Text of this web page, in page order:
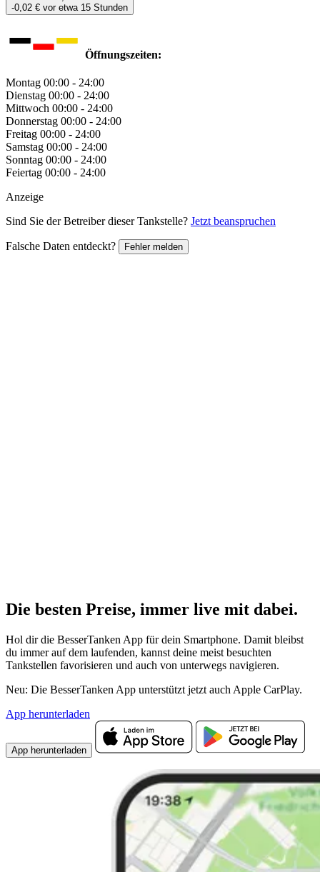
-0,02 € vor etwa 15 Stunden
Öffnungszeiten:
Montag 00:00 - 24:00
Dienstag 00:00 - 24:00
Mittwoch 00:00 - 24:00
Donnerstag 00:00 - 24:00
Freitag 00:00 - 24:00
Samstag 00:00 - 24:00
Sonntag 00:00 - 24:00
Feiertag 00:00 - 24:00
Anzeige
Sind Sie der Betreiber dieser Tankstelle? Jetzt beanspruchen
Falsche Daten entdeckt? Fehler melden
Die besten Preise, immer live mit dabei.
Hol dir die BesserTanken App für dein Smartphone. Damit bleibst
du immer auf dem laufenden, kannst deine meist besuchten
Tankstellen favorisieren und auch von unterwegs navigieren.
Neu: Die BesserTanken App unterstützt jetzt auch Apple CarPlay.
App herunterladen
App herunterladen